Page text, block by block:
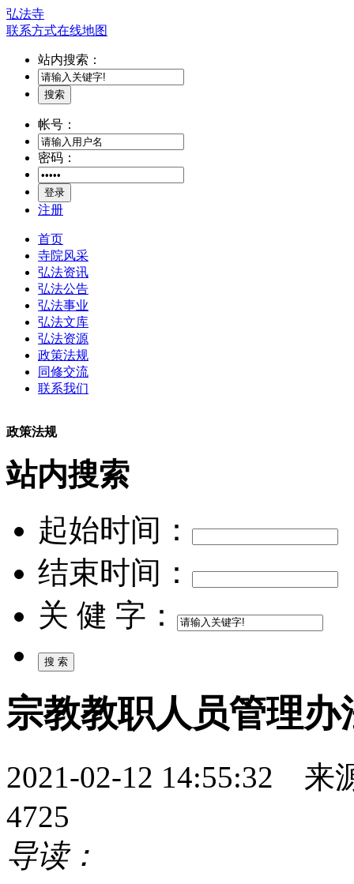
弘法寺
联系方式在线地图
站内搜索：
搜索
帐号：
密码：
登录
注册
首页
寺院风采
弘法资讯
弘法公告
弘法事业
弘法文库
弘法资源
政策法规
同修交流
联系我们
政策法规
站内搜索
起始时间：
结束时间：
关 健 字：
宗教教职人员管理办
2021-02-12 14:55:32
4725
导读：